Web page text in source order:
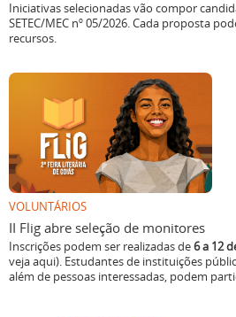
Iniciativas selecionadas vão compor
SETEC/MEC nº 05/2026. Cada proposta
recursos.
VOLUNTÁRIOS
II Flig abre seleção de monitores
Inscrições podem ser realizadas de6 a 12
veja aqui). Estudantes de instituições
além de pessoas interessadas, podem